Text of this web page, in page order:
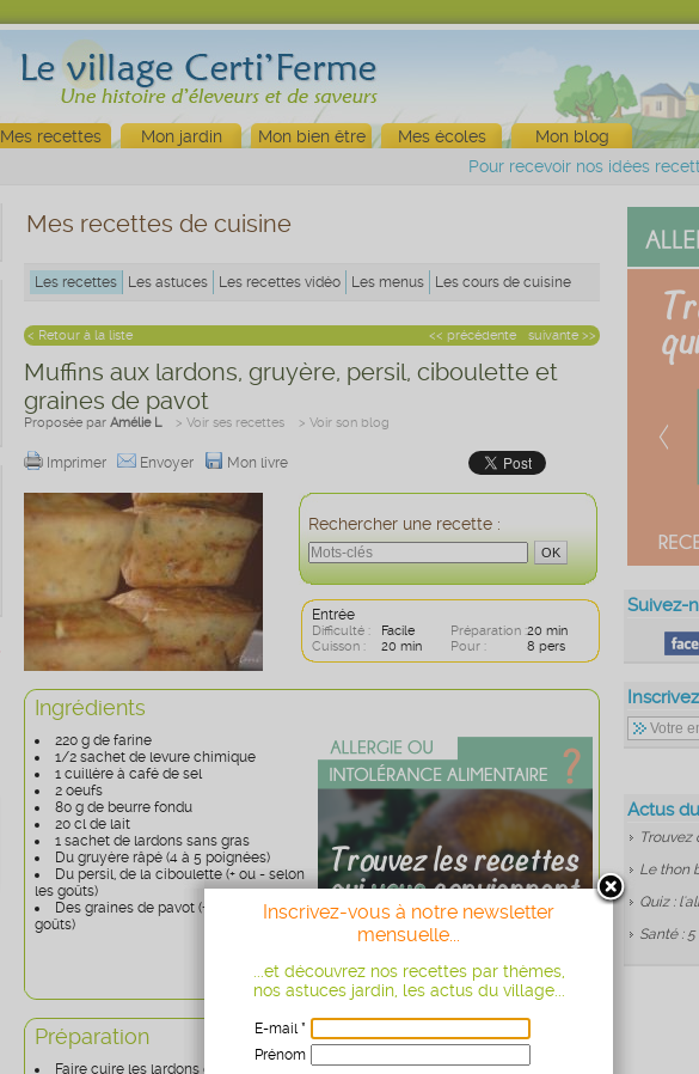
Mes recettes Mon jardin Mon bien être Mes écoles
Mon blog
Pour recevoir nos idées
Suivez-
Actus
Trouvez
Le thon
Quiz :
Santé :
Mes recettes de cuisine
Les recettes Les astuces Les recettes vidéo Les menus Les cours de cuisine
suivante >>
<< précédente
< Retour à la liste
Muffins aux lardons, gruyère, persil, ciboulette et
graines de pavot
Proposée par Amélie L > Voir ses recettes > Voir son blog
Imprimer Envoyer Mon livre
Rechercher une recette :
Entrée
Difficulté : Facile Préparation :20 min
Cuisson :
20 min Pour : 8 pers
Ingrédients
220 g de farine
1/2 sachet de levure chimique
1 cuillère à café de sel
2 oeufs
80 g de beurre fondu
20 cl de lait
1 sachet de lardons sans gras
Du gruyère râpé (4 à 5 poignées)
Du persil, de la ciboulette (+ ou - selon
les goûts)
Des graines de pavot (+ ou - selon les
goûts)
Préparation
Faire cuire les lardons dans une poêle antiadhésive. Mélanger tous les
Inscrivez-vous à notre newsletter
mensuelle...
...et découvrez nos recettes par thèmes,
nos astuces jardin, les actus du village...
E-mail *
Prénom